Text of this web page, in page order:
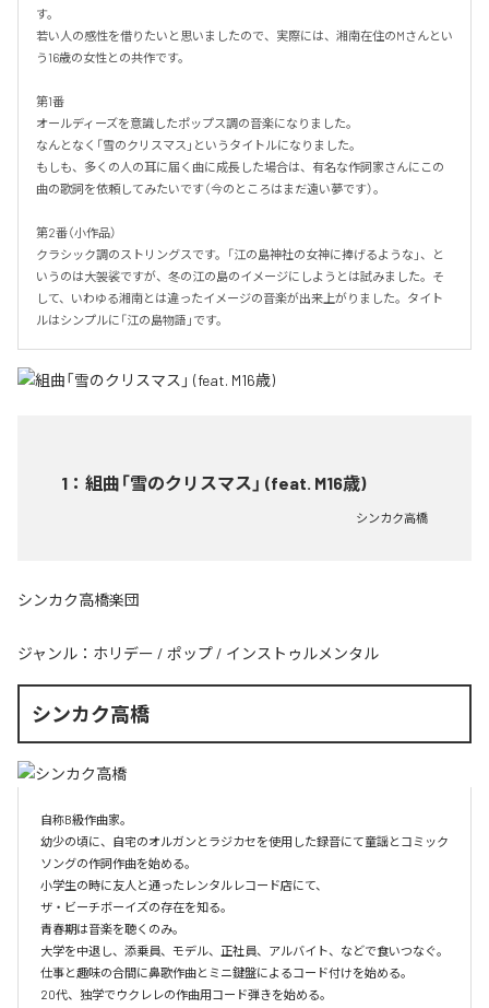
す。
若い人の感性を借りたいと思いましたので、実際には、湘南在住のMさんとい
う16歳の女性との共作です。
第1番
オールディーズを意識したポップス調の音楽になりました。
なんとなく「雪のクリスマス」というタイトルになりました。
もしも、多くの人の耳に届く曲に成長した場合は、有名な作詞家さんにこの
曲の歌詞を依頼してみたいです（今のところはまだ遠い夢です）。
第2番（小作品）
クラシック調のストリングスです。「江の島神社の女神に捧げるような」、と
いうのは大袈裟ですが、冬の江の島のイメージにしようとは試みました。そ
して、いわゆる湘南とは違ったイメージの音楽が出来上がりました。タイト
ルはシンプルに「江の島物語」です。
1 ： 組曲「雪のクリスマス」 (feat. M16歳)
シンカク高橋
シンカク高橋楽団
ジャンル： ホリデー / ポップ / インストゥルメンタル
シンカク高橋
自称B級作曲家。
幼少の頃に、自宅のオルガンとラジカセを使用した録音にて童謡とコミック
ソングの作詞作曲を始める。
小学生の時に友人と通ったレンタルレコード店にて、
ザ・ビーチボーイズの存在を知る。
青春期は音楽を聴くのみ。
大学を中退し、添乗員、モデル、正社員、アルバイト、などで食いつなぐ。
仕事と趣味の合間に鼻歌作曲とミニ鍵盤によるコード付けを始める。
20代、独学でウクレレの作曲用コード弾きを始める。